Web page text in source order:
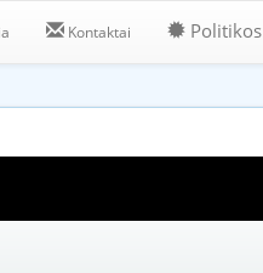
Kontaktai Politikos